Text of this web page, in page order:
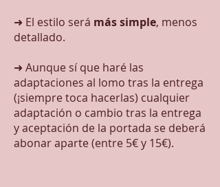
➜ El estilo será más simple, menos
detallado.
➜ Aunque sí que haré las
adaptaciones al lomo tras la entrega
(¡siempre toca hacerlas) cualquier
adaptación o cambio tras la entrega
y aceptación de la portada se deberá
abonar aparte (entre 5€ y 15€).